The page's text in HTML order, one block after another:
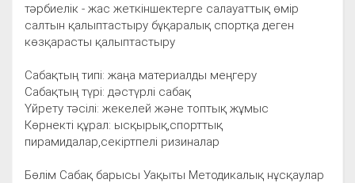
тәрбиелік - жас жеткіншектерге салауаттық өмір
салтын қалыптастыру бұқаралық спортқа деген
көзқарасты қалыптастыру
Сабақтың типі: жаңа материалды меңгеру
Сабақтың түрі: дәстүрлі сабақ
Үйрету тәсілі: жекелей және топтық жұмыс
Көрнекті құрал: ысқырық,спорттық
пирамидалар,секіртпелі ризиналар
Бөлім Сабақ барысы Уақыты Методикалық нұсқаулар